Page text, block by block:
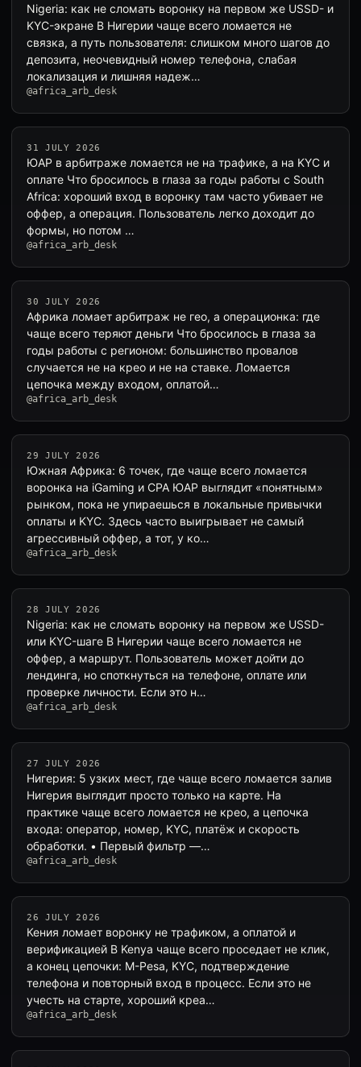
Nigeria: как не сломать воронку на первом же USSD- и
KYC-экране В Нигерии чаще всего ломается не
связка, а путь пользователя: слишком много шагов до
депозита, неочевидный номер телефона, слабая
локализация и лишняя надеж…
@africa_arb_desk
31 JULY 2026
ЮАР в арбитраже ломается не на трафике, а на KYC и
оплате Что бросилось в глаза за годы работы с South
Africa: хороший вход в воронку там часто убивает не
оффер, а операция. Пользователь легко доходит до
формы, но потом …
@africa_arb_desk
30 JULY 2026
Африка ломает арбитраж не гео, а операционка: где
чаще всего теряют деньги Что бросилось в глаза за
годы работы с регионом: большинство провалов
случается не на крео и не на ставке. Ломается
цепочка между входом, оплатой…
@africa_arb_desk
29 JULY 2026
Южная Африка: 6 точек, где чаще всего ломается
воронка на iGaming и CPA ЮАР выглядит «понятным»
рынком, пока не упираешься в локальные привычки
оплаты и KYC. Здесь часто выигрывает не самый
агрессивный оффер, а тот, у ко…
@africa_arb_desk
28 JULY 2026
Nigeria: как не сломать воронку на первом же USSD-
или KYC-шаге В Нигерии чаще всего ломается не
оффер, а маршрут. Пользователь может дойти до
лендинга, но споткнуться на телефоне, оплате или
проверке личности. Если это н…
@africa_arb_desk
27 JULY 2026
Нигерия: 5 узких мест, где чаще всего ломается залив
Нигерия выглядит просто только на карте. На
практике чаще всего ломается не крео, а цепочка
входа: оператор, номер, KYC, платёж и скорость
обработки. • Первый фильтр —…
@africa_arb_desk
26 JULY 2026
Кения ломает воронку не трафиком, а оплатой и
верификацией В Kenya чаще всего проседает не клик,
а конец цепочки: M-Pesa, KYC, подтверждение
телефона и повторный вход в процесс. Если это не
учесть на старте, хороший креа…
@africa_arb_desk